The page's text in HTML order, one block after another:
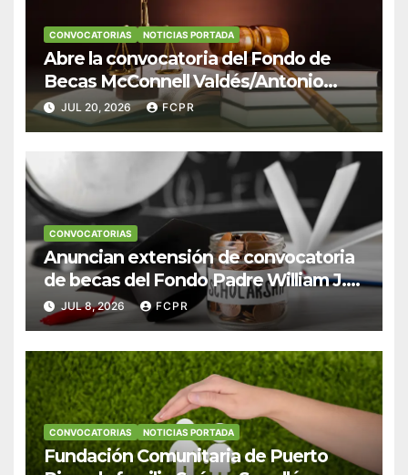
CONVOCATORIAS NOTICIAS PORTADA
Abre la convocatoria del Fondo de
Becas McConnell Valdés/Antonio
Escudero Viera para estudiantes de
Derecho en Puerto Rico
JUL 20, 2026 FCPR
CONVOCATORIAS
Anuncian extensión de convocatoria
de becas del Fondo Padre William J.
Hendricks, SJ para estudiantes del
Colegio San Ignacio
JUL 8, 2026 FCPR
CONVOCATORIAS NOTICIAS PORTADA
Fundación Comunitaria de Puerto